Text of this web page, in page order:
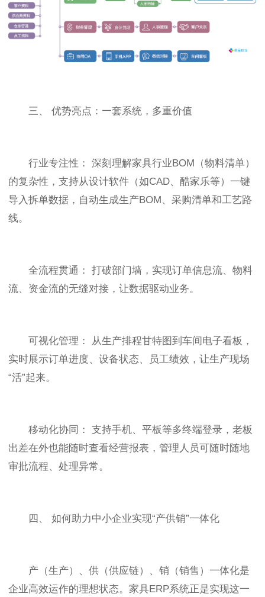
三、 优势亮点：一套系统，多重价值
行业专注性： 深刻理解家具行业BOM（物料清单）
的复杂性，支持从设计软件（如CAD、酷家乐等）一键
导入拆单数据，自动生成生产BOM、采购清单和工艺路
线。
全流程贯通： 打破部门墙，实现订单信息流、物料
流、资金流的无缝对接，让数据驱动业务。
可视化管理： 从生产排程甘特图到车间电子看板，
实时展示订单进度、设备状态、员工绩效，让生产现场
“活”起来。
移动化协同： 支持手机、平板等多终端登录，老板
出差在外也能随时查看经营报表，管理人员可随时随地
审批流程、处理异常。
四、 如何助力中小企业实现“产供销”一体化
产（生产）、供（供应链）、销（销售）一体化是
企业高效运作的理想状态。家具ERP系统正是实现这一